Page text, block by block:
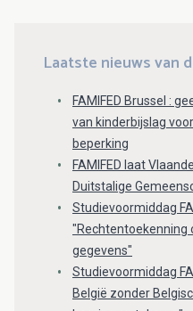
Laatste nieuws van
FAMIFED Brussel :
van kinderbijslag
beperking
FAMIFED laat
Duitstalige
Studievoormiddag
"Rechtentoekenning
gegevens"
Studievoormiddag
België zonder